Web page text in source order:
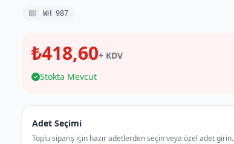
WH 987
₺418,60+ KDV
Stokta Mevcut
Adet Seçimi
Toplu sipariş için hazır adetlerden seçin veya özel adet girin.